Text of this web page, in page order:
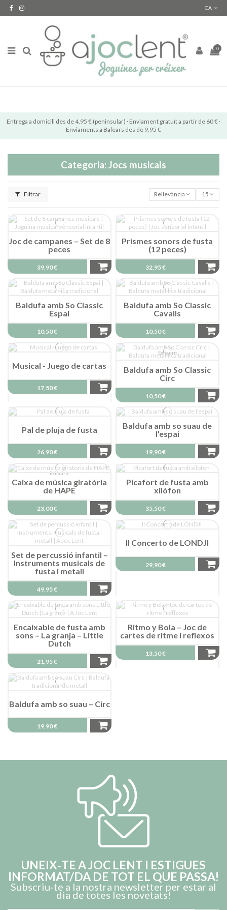
CA
0
Entrega a domicili des de 4,95 € (peninsular) · Enviament gratuït a partir de 60 € ·
Enviaments a Balears des de 9,95 €
Categoria: Jocs musicals
Filtrar Rellevància 15
Joc de campanes – Set de 8
peces
39,90 €
Prismes sonors de fusta
(12 peces)
32,95 €
Baldufa amb So Classic
Espai
10,50 €
Baldufa amb So Classic
Cavalls
10,50 €
Musical - Juego de cartas
17,50 €
Exhaurit
Baldufa amb So Classic
Circ
10,50 €
Pal de pluja de fusta
26,90 €
Baldufa amb so suau de
l'espai
19,90 €
Exhaurit
Caixa de música giratòria
de HAPE
23,00 €
Picafort de fusta amb
xilòfon
35,50 €
Set de percussió infantil –
Instruments musicals de
fusta i metall
49,95 €
Il Concerto de LONDJI
29,90 €
Encaixable de fusta amb
sons – La granja – Little
Dutch
21,95 €
Ritmo y Bola – Joc de
cartes de ritme i reflexos
13,50 €
Baldufa amb so suau – Circ
19,90 €
UNEIX‑TE A JOC LENT I ESTIGUES
INFORMAT/DA DE TOT EL QUE PASSA!
Subscriu‑te a la nostra newsletter per estar al
dia de totes les novetats!